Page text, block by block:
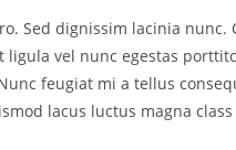
Sed dignissim lacinia
vel nunc egestas
feugiat mi a tellus
lacus luctus magna